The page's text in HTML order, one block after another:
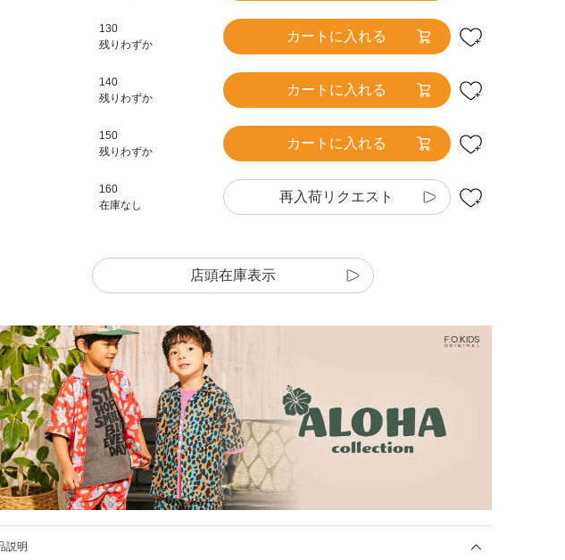
130
残りわずか
カートに入れる
140
残りわずか
カートに入れる
150
残りわずか
カートに入れる
160
在庫なし
再入荷リクエスト
店頭在庫表示
説明